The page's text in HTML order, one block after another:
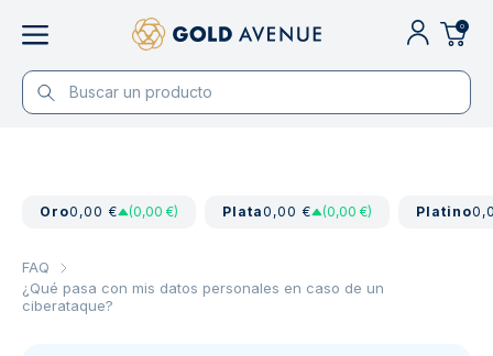
0
Oro0,00 € (0,00 €) Plata0,00 € (0,00 €) Platino
FAQ
¿Qué pasa con mis datos personales en caso de un
ciberataque?